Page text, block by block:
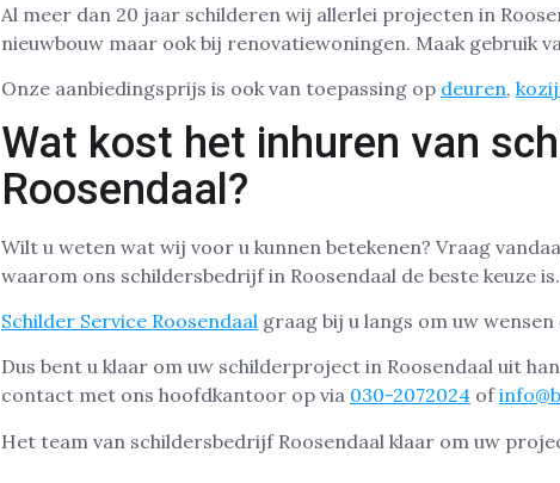
Al meer dan 20 jaar schilderen wij allerlei projecten in
nieuwbouw maar ook bij renovatiewoningen. Maak gebruik
Onze aanbiedingsprijs is ook van toepassing op deuren,
Wat kost het inhuren van
Roosendaal?
Wilt u weten wat wij voor u kunnen betekenen? Vraag
waarom ons schildersbedrijf in Roosendaal de beste keuze is.
Schilder Service Roosendaal graag bij u langs om uw
Dus bent u klaar om uw schilderproject in Roosendaal uit
contact met ons hoofdkantoor op via 030-2072024 of
Het team van schildersbedrijf Roosendaal klaar om uw